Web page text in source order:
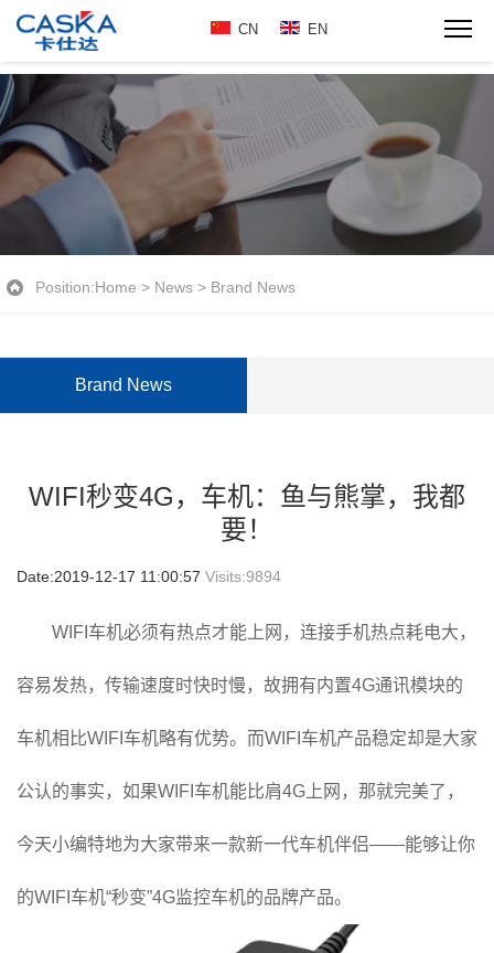
CN EN
Position:Home > News > Brand News
Brand News
WIFI秒变4G，车机：鱼与熊掌，我都
要！
Date:2019-12-17 11:00:57 Visits:9894
WIFI车机必须有热点才能上网，连接手机热点耗电大，
容易发热，传输速度时快时慢，故拥有内置4G通讯模块的
车机相比WIFI车机略有优势。而WIFI车机产品稳定却是大家
公认的事实，如果WIFI车机能比肩4G上网，那就完美了，
今天小编特地为大家带来一款新一代车机伴侣——能够让你
的WIFI车机“秒变”4G监控车机的品牌产品。